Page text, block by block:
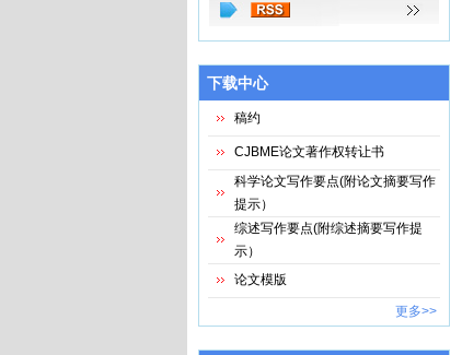
下载中心
稿约
CJBME论文著作权转让书
科学论文写作要点(附论文摘要写作
提示）
综述写作要点(附综述摘要写作提
示）
论文模版
更多>>